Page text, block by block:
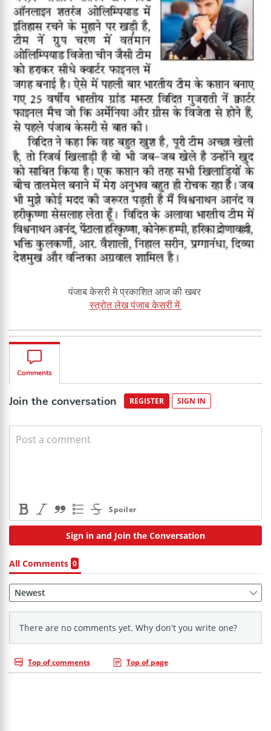
पंजाब केसरी मे प्रकाशित आज की खबर
स्त्रोत लेख पंजाब केसरी में